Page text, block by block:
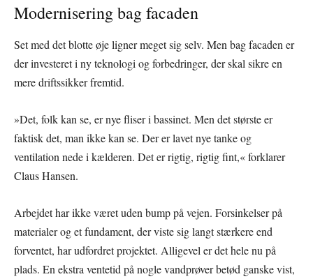
Modernisering bag facaden
Set med det blotte øje ligner meget sig selv. Men bag facaden er
der investeret i ny teknologi og forbedringer, der skal sikre en
mere driftssikker fremtid.
»Det, folk kan se, er nye fliser i bassinet. Men det største er
faktisk det, man ikke kan se. Der er lavet nye tanke og
ventilation nede i kælderen. Det er rigtig, rigtig fint,« forklarer
Claus Hansen.
Arbejdet har ikke været uden bump på vejen. Forsinkelser på
materialer og et fundament, der viste sig langt stærkere end
forventet, har udfordret projektet. Alligevel er det hele nu på
plads. En ekstra ventetid på nogle vandprøver betød ganske vist,